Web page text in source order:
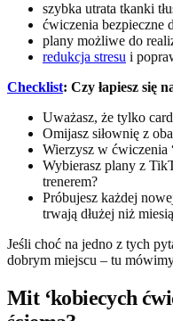
szybka utrata tkanki
ćwiczenia bezpieczne
plany możliwe do
redukcja stresu i
Checklist: Czy łapiesz się
Uważasz, że tylko
Omijasz siłownię z
Wierzysz w ćwiczenia
Wybierasz plany z
trenerem?
Próbujesz każdej
trwają dłużej niż
Jeśli choć na jedno z tych
dobrym miejscu – tu
Mit ‘kobiecych